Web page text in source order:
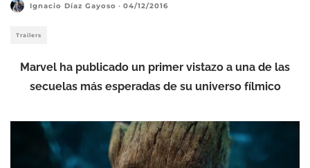
Ignacio Díaz Gayoso · 04/12/2016
Trailers
Marvel ha publicado un primer vistazo a una de las
secuelas más esperadas de su universo fílmico